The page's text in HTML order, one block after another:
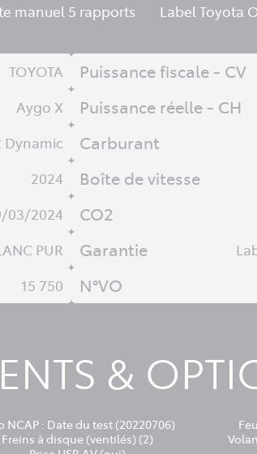
manuel 5 rapports Label Toyota
TOYOTA
Aygo X
Dynamic
2024
03/2024
PUR
15 750
Puissance fiscale - CV
Puissance réelle - CH
Carburant
Boîte de vitesse
CO2
Garantie
N°VO
&
NCAP : Date du test (20220706)
Freins à disque (ventilés) (2)